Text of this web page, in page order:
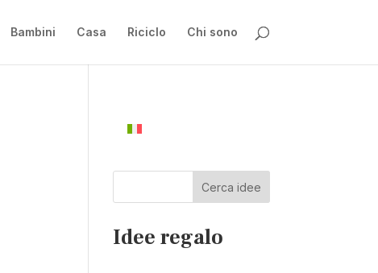
Bambini Casa Riciclo Chi sono
Cerca idee
Idee regalo